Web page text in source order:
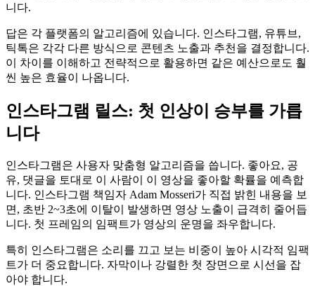
니다.
답은 각 플랫폼의 알고리즘에 있습니다. 인스타그램, 유튜브,
틱톡은 각각 다른 방식으로 콘텐츠 노출과 추천을 결정합니다.
이 차이를 이해하고 전략적으로 활용하면 같은 예산으로도 훨
씬 높은 효율이 나옵니다.
인스타그램 릴스: 첫 인상이 승부를 가릅
니다
인스타그램은 사용자 맞춤형 알고리즘을 씁니다. 좋아요, 공
유, 댓글을 토대로 이 사람이 이 영상을 좋아할 확률을 예측합
니다. 인스타그램 책임자 Adam Mosseri가 직접 밝힌 내용을 보
면, 초반 2~3초에 이탈이 발생하면 영상 노출이 급격히 줄어듭
니다. 첫 프레임의 임팩트가 영상의 운명을 좌우합니다.
특히 인스타그램은 소리를 끄고 보는 비중이 높아 시각적 임팩
트가 더 중요합니다. 자막이나 강렬한 첫 장면으로 시선을 잡
아야 합니다.